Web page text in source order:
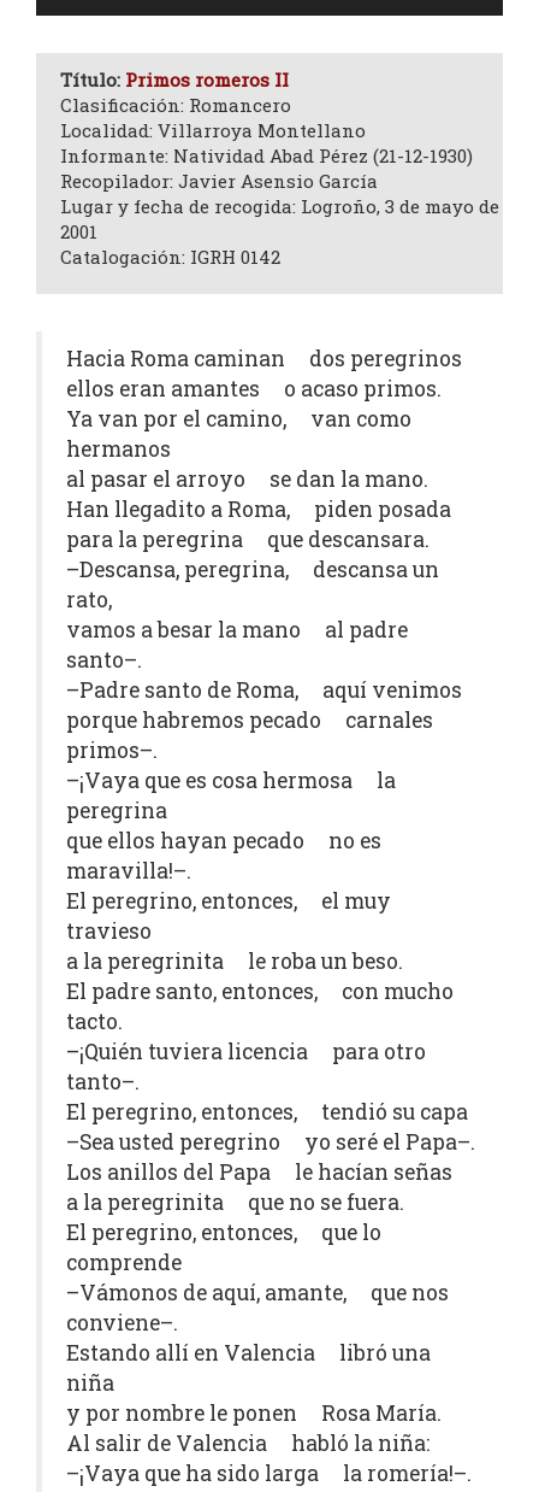
Título: Primos romeros II
Clasificación: Romancero
Localidad: Villarroya Montellano
Informante: Natividad Abad Pérez (21-12-1930)
Recopilador: Javier Asensio García
Lugar y fecha de recogida: Logroño, 3 de mayo de
2001
Catalogación: IGRH 0142
Hacia Roma caminan dos peregrinos
ellos eran amantes o acaso primos.
Ya van por el camino, van como
hermanos
al pasar el arroyo se dan la mano.
Han llegadito a Roma, piden posada
para la peregrina que descansara.
–Descansa, peregrina, descansa un
rato,
vamos a besar la mano al padre
santo–.
–Padre santo de Roma, aquí venimos
porque habremos pecado carnales
primos–.
–¡Vaya que es cosa hermosa la
peregrina
que ellos hayan pecado no es
maravilla!–.
El peregrino, entonces, el muy
travieso
a la peregrinita le roba un beso.
El padre santo, entonces, con mucho
tacto.
–¡Quién tuviera licencia para otro
tanto–.
El peregrino, entonces, tendió su capa
–Sea usted peregrino yo seré el Papa–.
Los anillos del Papa le hacían señas
a la peregrinita que no se fuera.
El peregrino, entonces, que lo
comprende
–Vámonos de aquí, amante, que nos
conviene–.
Estando allí en Valencia libró una
niña
y por nombre le ponen Rosa María.
Al salir de Valencia habló la niña:
–¡Vaya que ha sido larga la romería!–.